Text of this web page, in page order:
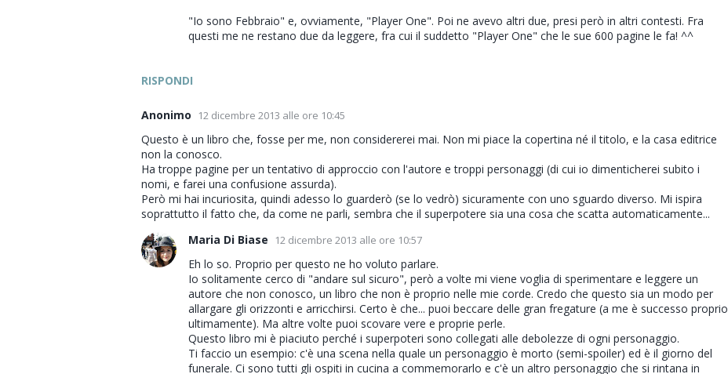
RISPONDI
"Io sono Febbraio" e, ovviamente, "Player One". Poi ne avevo altri due, presi però in altri contesti. Fra
questi me ne restano due da leggere, fra cui il suddetto "Player One" che le sue 600 pagine le fa! ^^
Anonimo 12 dicembre 2013 alle ore 10:45
Questo è un libro che, fosse per me, non considererei mai. Non mi piace la copertina né il titolo, e la casa editrice
non la conosco.
Ha troppe pagine per un tentativo di approccio con l'autore e troppi personaggi (di cui io dimenticherei subito i
nomi, e farei una confusione assurda).
Però mi hai incuriosita, quindi adesso lo guarderò (se lo vedrò) sicuramente con uno sguardo diverso. Mi ispira
soprattutto il fatto che, da come ne parli, sembra che il superpotere sia una cosa che scatta automaticamente...
Maria Di Biase 12 dicembre 2013 alle ore 10:57
Eh lo so. Proprio per questo ne ho voluto parlare.
Io solitamente cerco di "andare sul sicuro", però a volte mi viene voglia di sperimentare e leggere un
autore che non conosco, un libro che non è proprio nelle mie corde. Credo che questo sia un modo per
allargare gli orizzonti e arricchirsi. Certo è che... puoi beccare delle gran fregature (a me è successo proprio
ultimamente). Ma altre volte puoi scovare vere e proprie perle.
Questo libro mi è piaciuto perché i superpoteri sono collegati alle debolezze di ogni personaggio.
Ti faccio un esempio: c'è una scena nella quale un personaggio è morto (semi-spoiler) ed è il giorno del
funerale. Ci sono tutti gli ospiti in cucina a commemorarlo e c'è un altro personaggio che si rintana in